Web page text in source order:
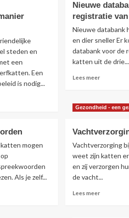
wil
inperken
steden en
een
Een
is nodig...
Nieuwe
registratie
Nieuwe databank
en dier sneller Er
databank voor de
katten uit de drie...
Lees meerLees
Nieuwe
databank
registratie
katten
mogen
Als je zelf...
Gezondheid - een
Vachtverzorging
weet zijn katten
en zij verzorgen
de vacht...
Lees meerLees